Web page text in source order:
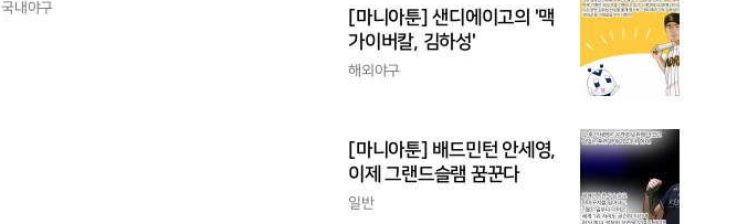
경에 맞는 경기 수가 바람직
국내야구
[마니아툰] 샌디에이고의 '맥
가이버칼, 김하성'
해외야구
[마니아툰] 배드민턴 안세영,
이제 그랜드슬램 꿈꾼다
일반